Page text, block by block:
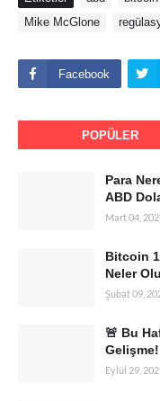
Mike McGlone
Facebook
POPÜLER
Para
ABD
Mart 04,
Bitcoin
Neler
Şubat 09,
🚨 Bu
Gelişme!
Eylül 29,